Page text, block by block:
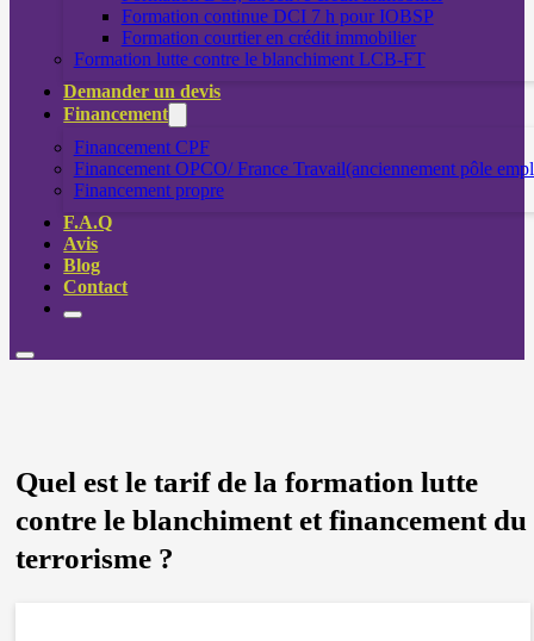
Formation continue DCI 7 h pour IOBSP
Formation courtier en crédit immobilier
Formation lutte contre le blanchiment LCB-FT
Demander un devis
Financement
Financement CPF
Financement OPCO/ France Travail(anciennement pôle
Financement propre
F.A.Q
Avis
Blog
Contact
Quel est le tarif de la formation lutte
contre le blanchiment et financement du
terrorisme ?